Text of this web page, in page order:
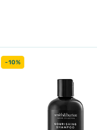
-10%